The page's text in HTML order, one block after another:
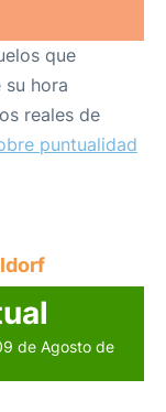
que
hora
reales de
puntualidad
de Agosto de